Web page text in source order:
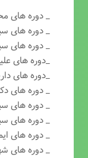
_ دوره های
_ دوره های
_ دوره های
_دوره های
_دوره های
_ دوره های
_ دوره های
_ دوره های
_ دوره های
_ دوره های